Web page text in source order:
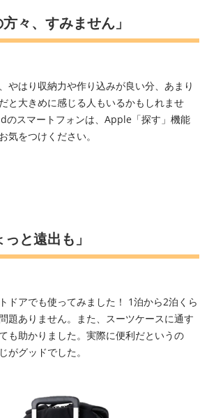
々、すみません」
やはり収納力や作り込みが良い分、あまり
と大きめに感じる人もいるかもしれませ
のスマートフォンは、Apple「探す」機能
気をつけください。
と遠出も」
ドアでも使ってみました！ 1泊から2泊くら
題ありません。また、スーツケースに通す
も助かりました。実際に便利だというの
がグッドでした。